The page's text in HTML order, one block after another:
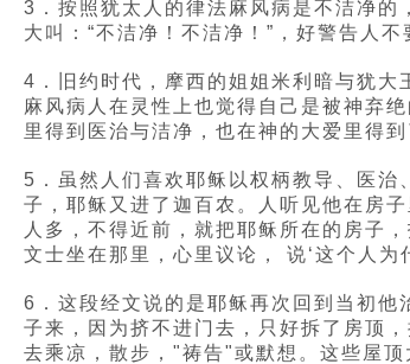
3．按照犹太人的律法麻风病是不洁净
大叫：“不洁净！不洁净！”，好警告人
4．旧约时代，摩西的姐姐米利暗与犹
麻风病人在灵性上也觉得自己是被神弃
里得到医治与洁净，也在神的大爱里得到
5．虽然人们喜欢耶稣以权柄教导、医
子，耶稣又进了迦百农。人听见他在房
人多，不得近前，就把耶稣所在的房子
文士坐在那里，心里议论， 说‘这个人
6．这段经文说的是耶稣再次回到当初他
子来，因为挤不进门去，只好拆了房顶
去乘凉，散步，"祷告"或默想。这些屋